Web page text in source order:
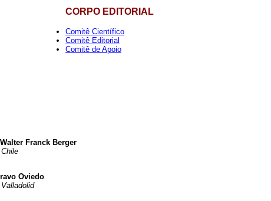
CORPO EDITORIAL
Comitê Científico
Comitê Editorial
Comitê de Apoio
Franck Berger
Oviedo